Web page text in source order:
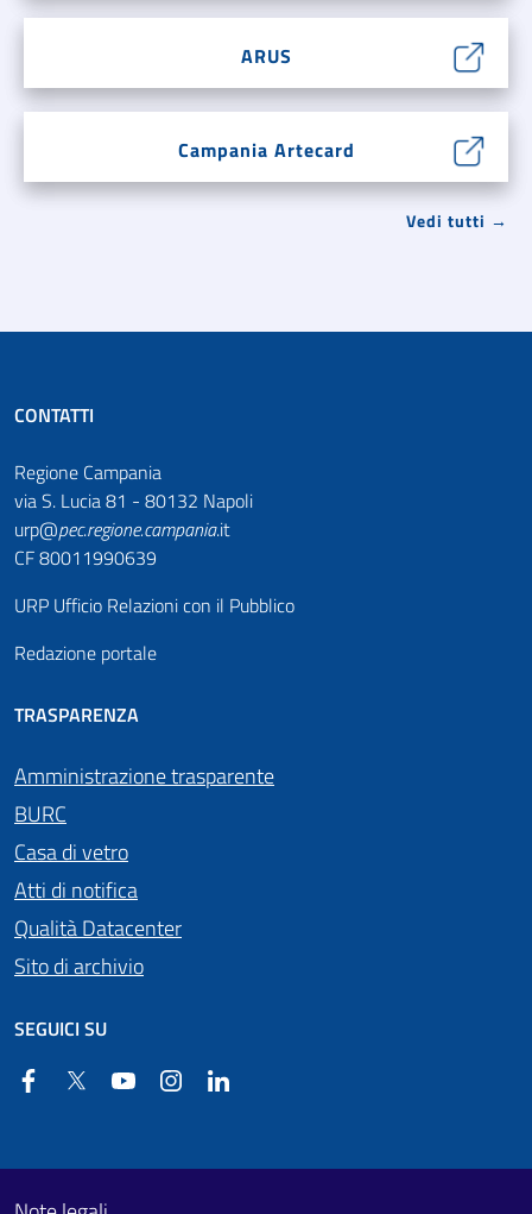
ARUS
Campania Artecard
Vedi tutti →
CONTATTI
Regione Campania
via S. Lucia 81 - 80132 Napoli
urp@pec.regione.campania.it
CF 80011990639
URP Ufficio Relazioni con il Pubblico
Redazione portale
TRASPARENZA
Amministrazione trasparente
BURC
Casa di vetro
Atti di notifica
Qualità Datacenter
Sito di archivio
SEGUICI SU
FacebookTwitter YouTube Instagram
Footer First
Useful links section